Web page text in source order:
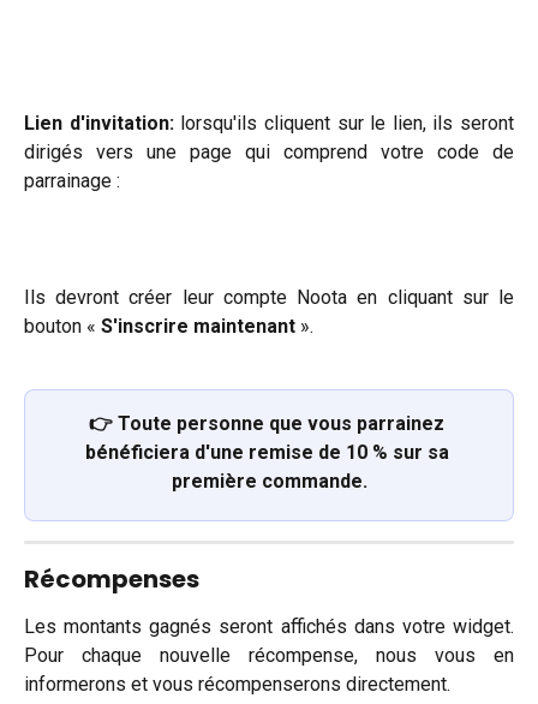
Lien d'invitation: lorsqu'ils cliquent sur le lien, ils seront
dirigés vers une page qui comprend votre code de
parrainage :
Ils devront créer leur compte Noota en cliquant sur le
bouton « S'inscrire maintenant ».
👉 Toute personne que vous parrainez
bénéficiera d'une remise de 10 % sur sa
première commande.
Récompenses
Les montants gagnés seront affichés dans votre widget.
Pour chaque nouvelle récompense, nous vous en
informerons et vous récompenserons directement.